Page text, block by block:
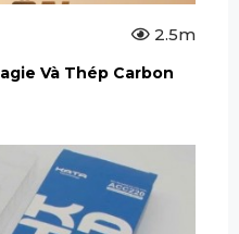
2.5m
Và Thép Carbon